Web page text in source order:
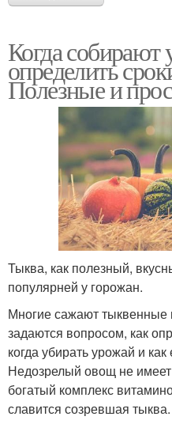
Когда
определить
Полезные и
Тыква, как полезный,
популярней у горожан.
Многие сажают тыквенные
задаются вопросом, как
когда убирать урожай и
Недозрелый овощ не
богатый комплекс
славится созревшая тыква.